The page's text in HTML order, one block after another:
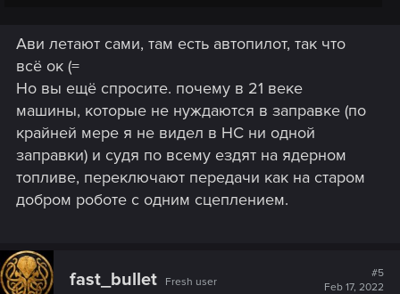
гонять - идите в ЖТА, игра не про это.
Ави летают сами, там есть автопилот, так что
всё ок (=
Но вы ещё спросите. почему в 21 веке
машины, которые не нуждаются в заправке (по
крайней мере я не видел в НС ни одной
заправки) и судя по всему ездят на ядерном
топливе, переключают передачи как на старом
добром роботе с одним сцеплением.
fast_bullet Fresh user
#5
Feb 17, 2022